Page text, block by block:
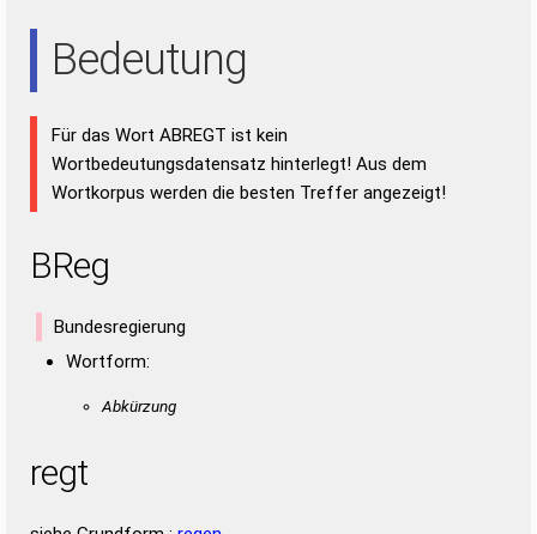
Bedeutung
Für das Wort ABREGT ist kein
Wortbedeutungsdatensatz hinterlegt! Aus dem
Wortkorpus werden die besten Treffer angezeigt!
BReg
Bundesregierung
Wortform:
Abkürzung
regt